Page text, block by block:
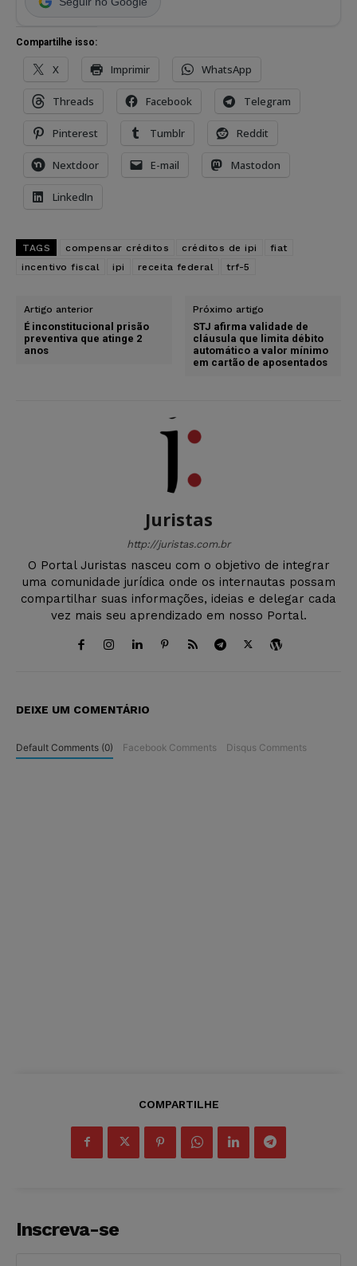
Compartilhe isso:
X Imprimir WhatsApp
Threads Facebook Telegram
Pinterest Tumblr Reddit
Nextdoor E-mail Mastodon
LinkedIn
TAGS compensar créditos créditos de ipi
fiat
incentivo fiscal
ipi receita federal trf-5
Artigo anterior
É inconstitucional prisão
preventiva que atinge 2
anos
Próximo artigo
STJ afirma validade de
cláusula que limita débito
automático a valor mínimo
em cartão de aposentados
Juristas
http://juristas.com.br
O Portal Juristas nasceu com o objetivo de integrar
uma comunidade jurídica onde os internautas possam
compartilhar suas informações, ideias e delegar cada
vez mais seu aprendizado em nosso Portal.
DEIXE UM COMENTÁRIO
Default Comments (0) Facebook Comments Disqus Comments
COMPARTILHE
Inscreva-se